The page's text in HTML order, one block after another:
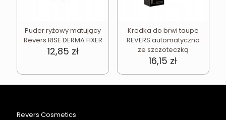
Puder ryżowy matujący
Revers RISE DERMA FIXER
12,85 zł
Kredka do brwi taupe
REVERS automatyczna
ze szczoteczką
16,15 zł
Revers Cosmetics